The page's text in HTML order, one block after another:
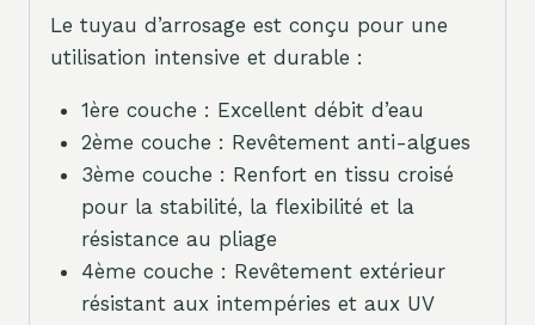
Le tuyau d’arrosage est conçu pour une
utilisation intensive et durable :
1ère couche : Excellent débit d’eau
2ème couche : Revêtement anti-algues
3ème couche : Renfort en tissu croisé
pour la stabilité, la flexibilité et la
résistance au pliage
4ème couche : Revêtement extérieur
résistant aux intempéries et aux UV